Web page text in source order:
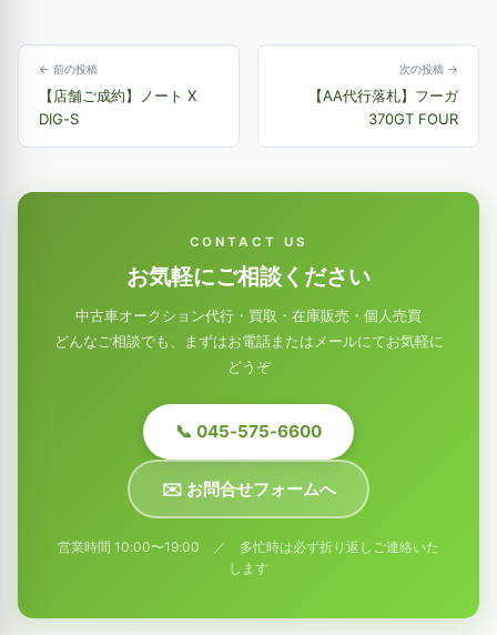
← 前の投稿
【店舗ご成約】ノート X
DIG-S
次の投稿 →
【AA代行落札】フーガ
370GT FOUR
CONTACT US
お気軽にご相談ください
中古車オークション代行・買取・在庫販売・個人売買
どんなご相談でも、まずはお電話またはメールにてお気軽に
どうぞ
📞 045-575-6600
✉️ お問合せフォームへ
営業時間 10:00〜19:00 ／ 多忙時は必ず折り返しご連絡いた
します